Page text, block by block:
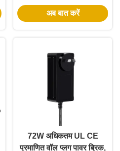
24W पावर के साथ UL
प्रमाणित वॉल पावर एडाप्टर
अब बात करें
72W अधिकतम UL CE
प्रमाणित वॉल प्लग पावर ब्रिक,